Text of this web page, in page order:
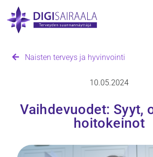
Naisten terveys ja hyvinvointi
10.05.2024
Vaihdevuodet: Syyt,
hoitokeinot